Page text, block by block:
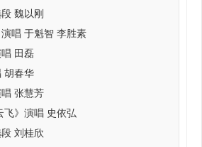
魏以刚
唱 于魁智 李胜素
田磊
胡春华
张慧芳
飞》演唱 史依弘
刘桂欣